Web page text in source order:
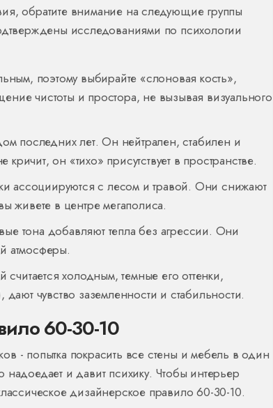
обратите внимание на следующие группы
исследованиями по психологии
поэтому выбирайте «слоновая кость»,
чистоты и простора, не вызывая визуального
последних лет. Он нейтрален, стабилен и
он «тихо» присутствует в пространстве.
ассоциируются с лесом и травой. Они снижают
живете в центре мегаполиса.
тона добавляют тепла без агрессии. Они
атмосферы.
считается холодным, темные его оттенки,
чувство заземленности и стабильности.
60-30-10
- попытка покрасить все стены и мебель в один
надоедает и давит психику. Чтобы интерьер
дизайнерское правило 60-30-10.